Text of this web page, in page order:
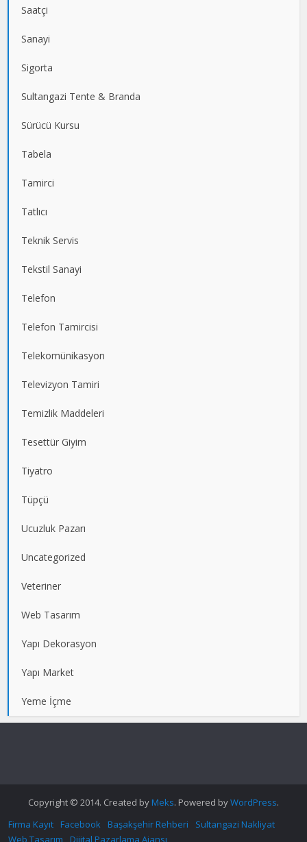
Saatçi
Sanayi
Sigorta
Sultangazi Tente & Branda
Sürücü Kursu
Tabela
Tamirci
Tatlıcı
Teknik Servis
Tekstil Sanayi
Telefon
Telefon Tamircisi
Telekomünikasyon
Televizyon Tamiri
Temizlik Maddeleri
Tesettür Giyim
Tiyatro
Tüpçü
Ucuzluk Pazarı
Uncategorized
Veteriner
Web Tasarım
Yapı Dekorasyon
Yapı Market
Yeme İçme
Copyright © 2014. Created byMeks. Powered byWordPress.
Firma Kayıt Facebook Başakşehir Rehberi
Sultangazi Nakliyat
Web Tasarım
Dijital Pazarlama Ajansı